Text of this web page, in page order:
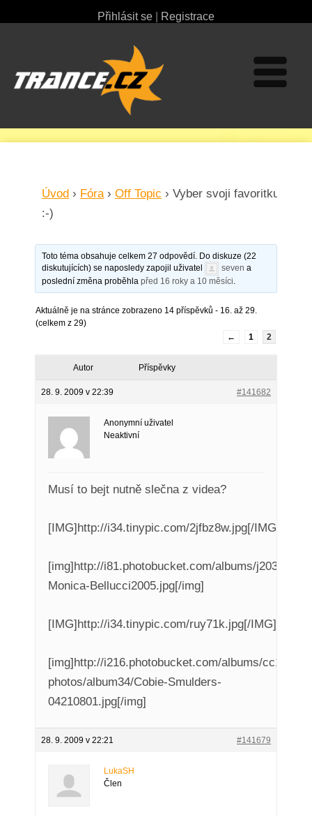
Přihlásit se Registrace
Úvod › Fóra › Off Topic › Vyber svoji favoritku
:-)
Toto téma obsahuje celkem 27 odpovědí. Do diskuze (22
diskutujících) se naposledy zapojil uživatel
seven a
poslední změna proběhlapřed 16 roky a 10 měsíci.
Aktuálně je na stránce zobrazeno 14 příspěvků - 16. až 29.
(celkem z 29)
←
1 2
Autor Příspěvky
28. 9. 2009 v 22:39 #141682
Anonymní uživatel
Neaktivní
Musí to bejt nutně slečna z videa?
[IMG]http://i34.tinypic.com/2jfbz8w.jpg[/IMG]
[img]http://i81.photobucket.com/albums/j203/
Monica-Bellucci2005.jpg[/img]
[IMG]http://i34.tinypic.com/ruy71k.jpg[/IMG]
[img]http://i216.photobucket.com/albums/cc107/
photos/album34/Cobie-Smulders-
04210801.jpg[/img]
28. 9. 2009 v 22:21 #141679
LukaSH
Člen